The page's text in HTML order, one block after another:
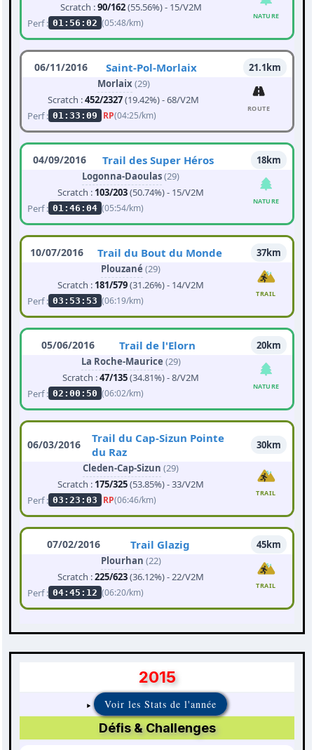
Scratch :90/162(55.56%) - 15/V2M
Perf : 01:56:02 (05:48/km)
NATURE
06/11/2016 Saint-Pol-Morlaix
21.1km
Morlaix(29)
Scratch :452/2327(19.42%) - 68/V2M
Perf : 01:33:09 RP(04:25/km)
ROUTE
04/09/2016 Trail des Super Héros
18km
Logonna-Daoulas(29)
Scratch : 103/203(50.74%) - 15/V2M
Perf : 01:46:04 (05:54/km)
NATURE
10/07/2016 Trail du Bout du Monde
37km
Plouzané (29)
Scratch : 181/579(31.26%) - 14/V2M
Perf : 03:53:53 (06:19/km)
TRAIL
05/06/2016 Trail de l'Elorn
20km
La Roche-Maurice (29)
Scratch :47/135(34.81%) - 8/V2M
Perf : 02:00:50 (06:02/km)
NATURE
06/03/2016
Trail du Cap-Sizun Pointe
du Raz
30km
Cleden-Cap-Sizun (29)
Scratch : 175/325(53.85%) - 33/V2M
Perf : 03:23:03 RP(06:46/km)
TRAIL
07/02/2016 Trail Glazig
45km
Plourhan (22)
Scratch :225/623(36.12%) - 22/V2M
Perf : 04:45:12 (06:20/km)
TRAIL
2015
Voir les Stats de l'année
Défis & Challenges